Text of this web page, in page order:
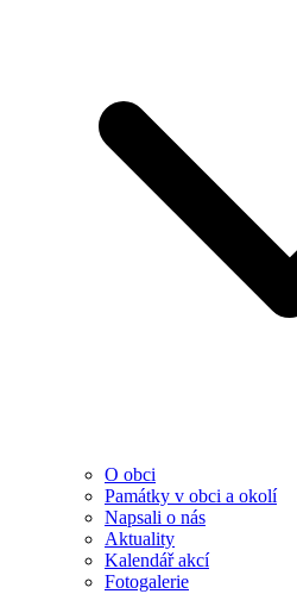
O obci
Památky v obci a okolí
Napsali o nás
Aktuality
Kalendář akcí
Fotogalerie